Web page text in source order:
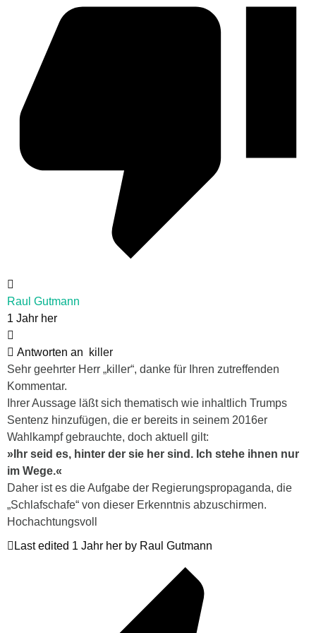
Raul Gutmann
1 Jahr her
Antworten an
killer
Sehr geehrter Herr „killer“, danke für Ihren zutreffenden
Kommentar.
Ihrer Aussage läßt sich thematisch wie inhaltlich Trumps
Sentenz hinzufügen, die er bereits in seinem 2016er
Wahlkampf gebrauchte, doch aktuell gilt:
»Ihr seid es, hinter der sie her sind. Ich stehe ihnen nur
im Wege.«
Daher ist es die Aufgabe der Regierungspropaganda, die
„Schlafschafe“ von dieser Erkenntnis abzuschirmen.
Hochachtungsvoll
Last edited 1 Jahr her by Raul Gutmann